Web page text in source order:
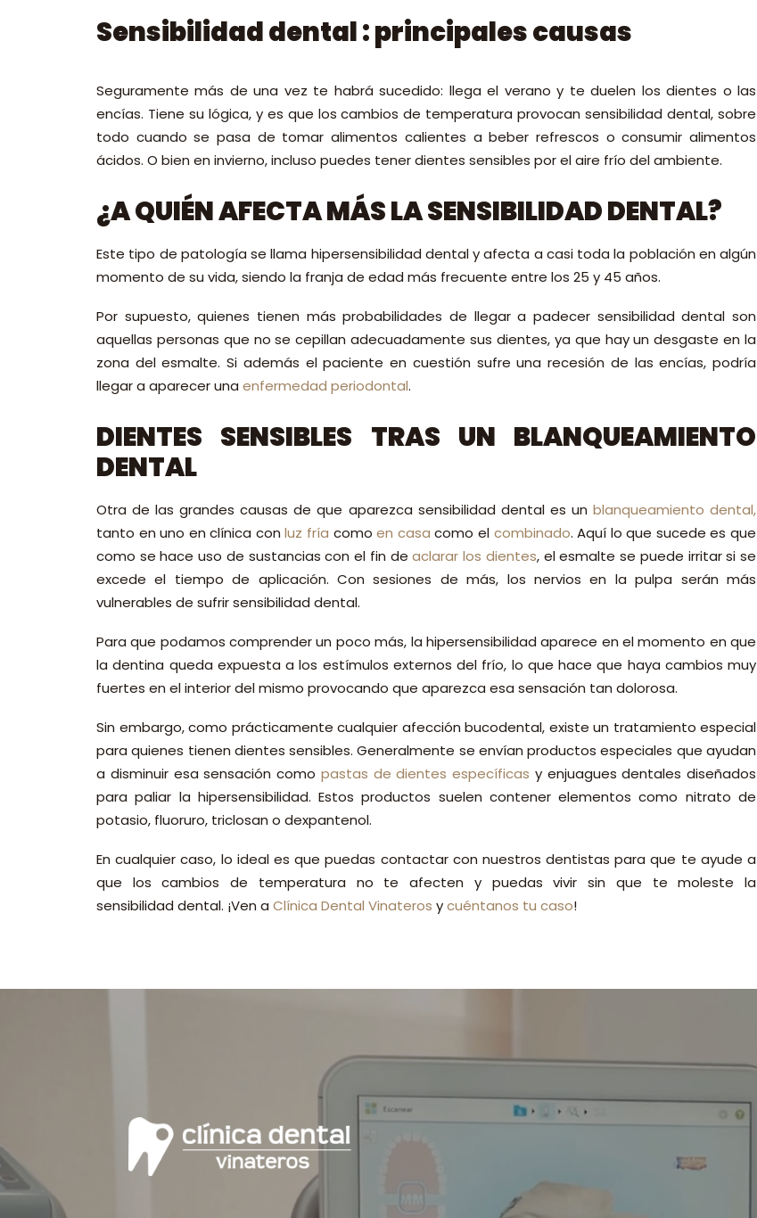
Sensibilidad dental : principales causas
Seguramente más de una vez te habrá sucedido: llega el verano y te duelen los dientes o las
encías. Tiene su lógica, y es que los cambios de temperatura provocan sensibilidad dental, sobre
todo cuando se pasa de tomar alimentos calientes a beber refrescos o consumir alimentos
ácidos. O bien en invierno, incluso puedes tener dientes sensibles por el aire frío del ambiente.
¿A QUIÉN AFECTA MÁS LA SENSIBILIDAD DENTAL?
Este tipo de patología se llama hipersensibilidad dental y afecta a casi toda la población en algún
momento de su vida, siendo la franja de edad más frecuente entre los 25 y 45 años.
Por supuesto, quienes tienen más probabilidades de llegar a padecer sensibilidad dental son
aquellas personas que no se cepillan adecuadamente sus dientes, ya que hay un desgaste en la
zona del esmalte. Si además el paciente en cuestión sufre una recesión de las encías, podría
llegar a aparecer una enfermedad periodontal.
DIENTES SENSIBLES TRAS UN BLANQUEAMIENTO
DENTAL
Otra de las grandes causas de que aparezca sensibilidad dental es un blanqueamiento dental,
tanto en uno en clínica conluz fría comoen casa como el combinado. Aquí lo que sucede es que
como se hace uso de sustancias con el fin deaclarar los dientes, el esmalte se puede irritar si se
excede el tiempo de aplicación. Con sesiones de más, los nervios en la pulpa serán más
vulnerables de sufrir sensibilidad dental.
Para que podamos comprender un poco más, la hipersensibilidad aparece en el momento en que
la dentina queda expuesta a los estímulos externos del frío, lo que hace que haya cambios muy
fuertes en el interior del mismo provocando que aparezca esa sensación tan dolorosa.
Sin embargo, como prácticamente cualquier afección bucodental, existe un tratamiento especial
para quienes tienen dientes sensibles. Generalmente se envían productos especiales que ayudan
a disminuir esa sensación como pastas de dientes específicas y enjuagues dentales diseñados
para paliar la hipersensibilidad. Estos productos suelen contener elementos como nitrato de
potasio, fluoruro, triclosan o dexpantenol.
En cualquier caso, lo ideal es que puedas contactar con nuestros dentistas para que te ayude a
que los cambios de temperatura no te afecten y puedas vivir sin que te moleste la
sensibilidad dental. ¡Ven a Clínica Dental Vinateros ycuéntanos tu caso!